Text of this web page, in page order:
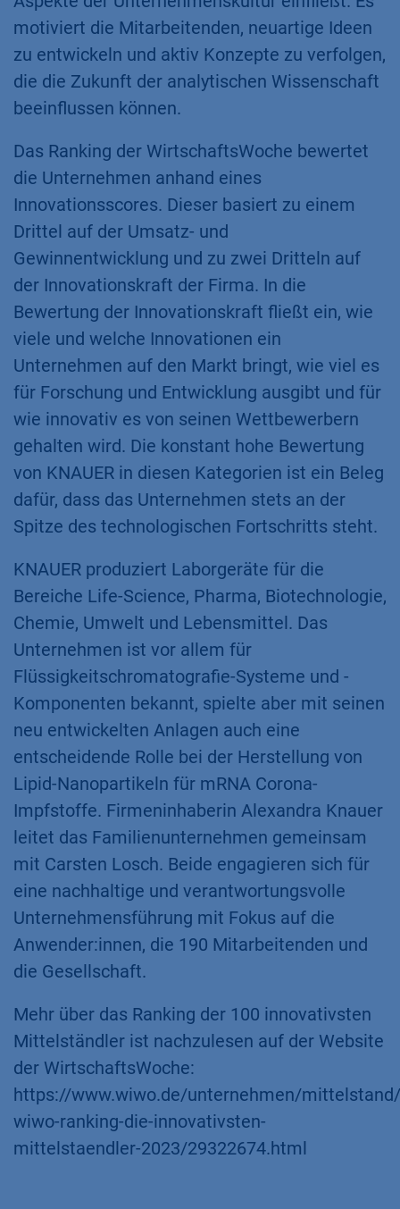
motiviert die Mitarbeitenden, neuartige Ideen
zu entwickeln und aktiv Konzepte zu verfolgen,
die die Zukunft der analytischen Wissenschaft
beeinflussen können.
Das Ranking der WirtschaftsWoche bewertet
die Unternehmen anhand eines
Innovationsscores. Dieser basiert zu einem
Drittel auf der Umsatz- und
Gewinnentwicklung und zu zwei Dritteln auf
der Innovationskraft der Firma. In die
Bewertung der Innovationskraft fließt ein, wie
viele und welche Innovationen ein
Unternehmen auf den Markt bringt, wie viel es
für Forschung und Entwicklung ausgibt und für
wie innovativ es von seinen Wettbewerbern
gehalten wird. Die konstant hohe Bewertung
von KNAUER in diesen Kategorien ist ein Beleg
dafür, dass das Unternehmen stets an der
Spitze des technologischen Fortschritts steht.
KNAUER produziert Laborgeräte für die
Bereiche Life-Science, Pharma, Biotechnologie,
Chemie, Umwelt und Lebensmittel. Das
Unternehmen ist vor allem für
Flüssigkeitschromatografie-Systeme und -
Komponenten bekannt, spielte aber mit seinen
neu entwickelten Anlagen auch eine
entscheidende Rolle bei der Herstellung von
Lipid-Nanopartikeln für mRNA Corona-
Impfstoffe. Firmeninhaberin Alexandra Knauer
leitet das Familienunternehmen gemeinsam
mit Carsten Losch. Beide engagieren sich für
eine nachhaltige und verantwortungsvolle
Unternehmensführung mit Fokus auf die
Anwender:innen, die 190 Mitarbeitenden und
die Gesellschaft.​
Mehr über das Ranking der 100 innovativsten
Mittelständler ist nachzulesen auf der Website
der WirtschaftsWoche:
https://www.wiwo.de/unternehmen/
wiwo-ranking-die-innovativsten-
mittelstaendler-2023/29322674.html